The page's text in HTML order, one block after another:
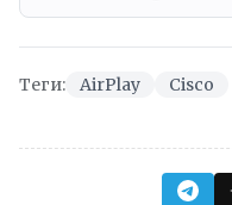
Теги: AirPlay Cisco